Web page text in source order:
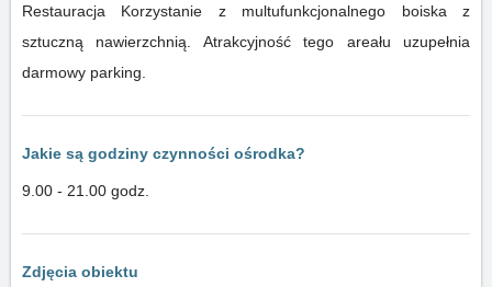
Restauracja Korzystanie z multufunkcjonalnego boiska z
sztuczną nawierzchnią. Atrakcyjność tego areału uzupełnia
darmowy parking.
Jakie są godziny czynności ośrodka?
9.00 - 21.00 godz.
Zdjęcia obiektu